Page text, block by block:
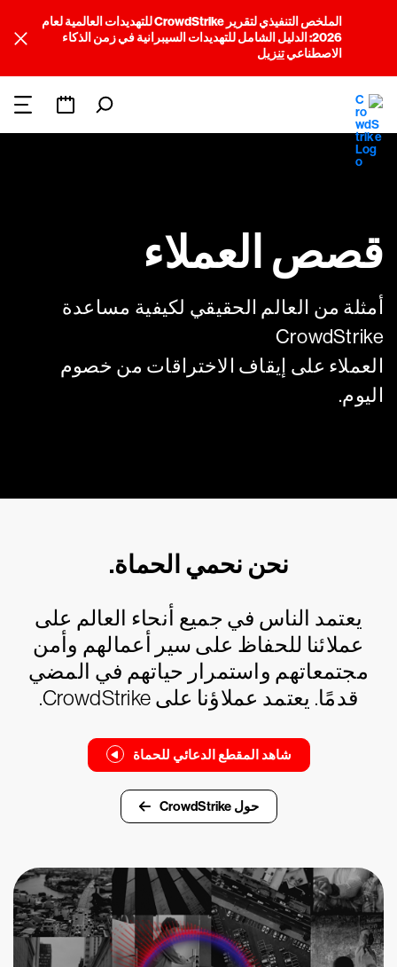
الملخص التنفيذي لتقرير CrowdStrike للتهديدات العالمية لعام
2026: الدليل الشامل للتهديدات السيبرانية في زمن الذكاء
الاصطناعيتنزيل
قصص العملاء
أمثلة من العالم الحقيقي لكيفية مساعدة
CrowdStrike
العملاء على إيقاف الاختراقات من خصوم
اليوم.
نحن نحمي الحماة.
يعتمد الناس في جميع أنحاء العالم على
عملائنا للحفاظ على سير أعمالهم وأمن
مجتمعاتهم واستمرار حياتهم في المضي
قدمًا. يعتمد عملاؤنا على CrowdStrike.
شاهد المقطع الدعائي للحماة
حول CrowdStrike